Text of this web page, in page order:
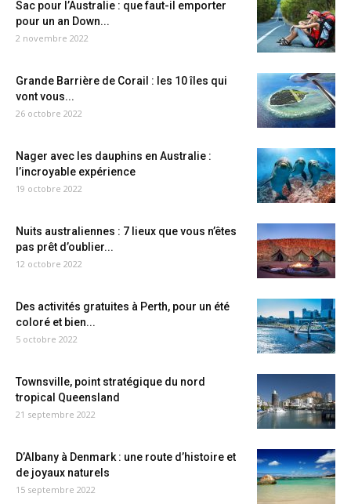
Sac pour l’Australie : que faut-il emporter
pour un an Down...
2 novembre 2022
Grande Barrière de Corail : les 10 îles qui
vont vous...
26 octobre 2022
Nager avec les dauphins en Australie :
l’incroyable expérience
19 octobre 2022
Nuits australiennes : 7 lieux que vous n’êtes
pas prêt d’oublier...
12 octobre 2022
Des activités gratuites à Perth, pour un été
coloré et bien...
5 octobre 2022
Townsville, point stratégique du nord
tropical Queensland
21 septembre 2022
D’Albany à Denmark : une route d’histoire et
de joyaux naturels
15 septembre 2022